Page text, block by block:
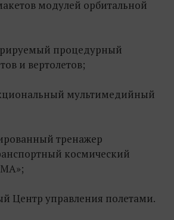
модулей орбитальной
процедурный
и вертолетов;
мультимедийный
тренажер
космический
управления полетами.